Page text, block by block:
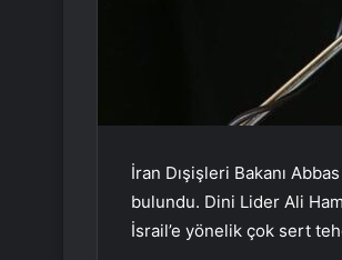
İran Dışişleri Bakanı
bulundu. Dini Lider Ali
İsrail’e yönelik çok sert